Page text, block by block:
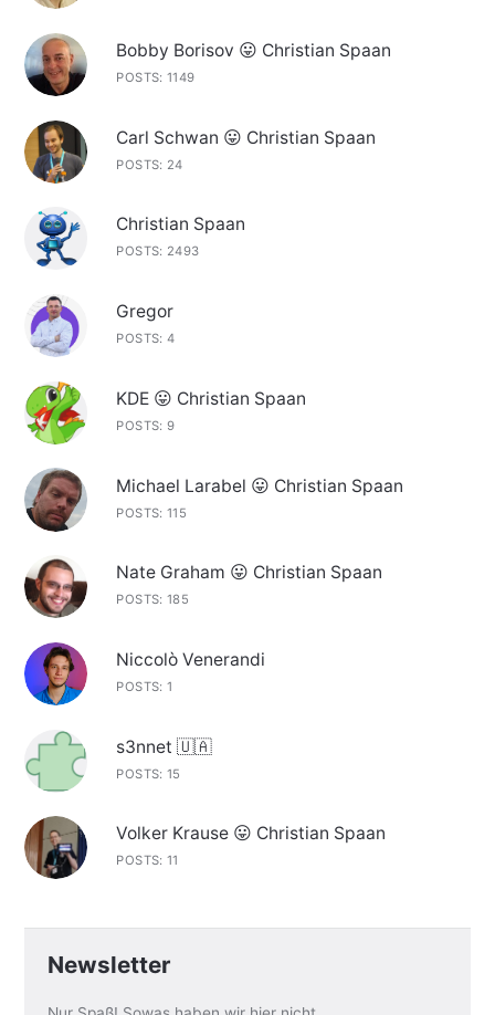
Bobby Borisov 😛 Christian Spaan
POSTS: 1149
Carl Schwan 😛 Christian Spaan
POSTS: 24
Christian Spaan
POSTS: 2493
Gregor
POSTS: 4
KDE 😛 Christian Spaan
POSTS: 9
Michael Larabel 😛 Christian Spaan
POSTS: 115
Nate Graham 😛 Christian Spaan
POSTS: 185
Niccolò Venerandi
POSTS: 1
s3nnet 🇺🇦
POSTS: 15
Volker Krause 😛 Christian Spaan
POSTS: 11
Newsletter